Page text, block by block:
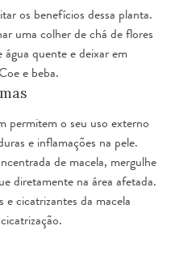
os benefícios dessa planta.
uma colher de chá de flores
água quente e deixar em
e beba.
permitem o seu uso externo
e inflamações na pele.
de macela, mergulhe
diretamente na área afetada.
cicatrizantes da macela